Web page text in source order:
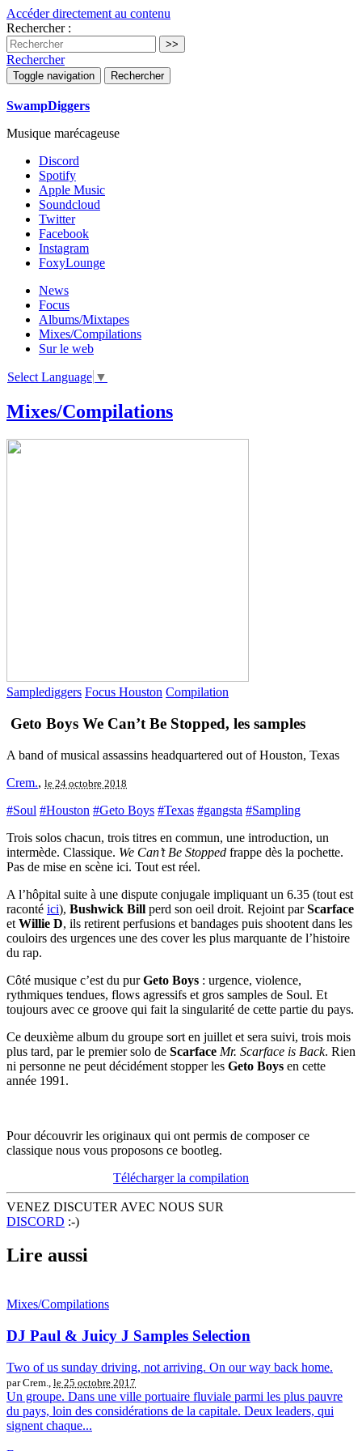
Accéder directement au contenu
Rechercher :
Rechercher
Toggle navigation Rechercher
SwampDiggers
Musique marécageuse
Discord
Spotify
Apple Music
Soundcloud
Twitter
Facebook
Instagram
FoxyLounge
News
Focus
Albums/Mixtapes
Mixes/Compilations
Sur le web
Select Language ▼
Mixes/Compilations
Samplediggers Focus Houston Compilation
Geto Boys We Can’t Be Stopped, les samples
A band of musical assassins headquartered out of Houston, Texas
Crem., le 24 octobre 2018
#Soul #Houston #Geto Boys #Texas #gangsta #Sampling
Trois solos chacun, trois titres en commun, une introduction, un
intermède. Classique. We Can’t Be Stopped frappe dès la pochette.
Pas de mise en scène ici. Tout est réel.
A l’hôpital suite à une dispute conjugale impliquant un 6.35 (tout est
raconté ici), Bushwick Bill perd son oeil droit. Rejoint parScarface
et Willie D, ils retirent perfusions et bandages puis shootent dans les
couloirs des urgences une des cover les plus marquante de l’histoire
du rap.
Côté musique c’est du purGeto Boys : urgence, violence,
rythmiques tendues, flows agressifs et gros samples de Soul. Et
toujours avec ce groove qui fait la singularité de cette partie du pays.
Ce deuxième album du groupe sort en juillet et sera suivi, trois mois
plus tard, par le premier solo de Scarface Mr. Scarface is Back. Rien
ni personne ne peut décidément stopper les Geto Boys en cette
année 1991.
Pour découvrir les originaux qui ont permis de composer ce
classique nous vous proposons ce bootleg.
Télécharger la compilation
VENEZ DISCUTER AVEC NOUS SUR
DISCORD :-)
Lire aussi
Mixes/Compilations
DJ Paul & Juicy J Samples Selection
Two of us sunday driving, not arriving. On our way back home.
par Crem., le 25 octobre 2017
Un groupe. Dans une ville portuaire fluviale parmi les plus pauvre
du pays, loin des considérations de la capitale. Deux leaders, qui
signent chaque...